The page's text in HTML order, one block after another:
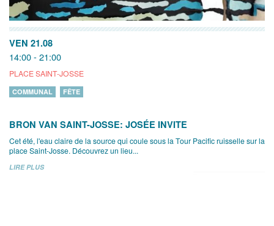
VEN 21.08
14:00 - 21:00
PLACE SAINT-JOSSE
COMMUNAL FÊTE
BRON VAN SAINT-JOSSE: JOSÉE INVITE
Cet été, l'eau claire de la source qui coule sous la Tour Pacific ruisselle sur la
place Saint-Josse. Découvrez un lieu...
LIRE PLUS